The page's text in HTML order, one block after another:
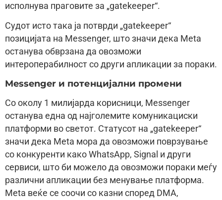
исполнува праговите за „gatekeeper“.
Судот исто така ја потврди „gatekeeper“
позицијата на Messenger, што значи дека Meta
останува обврзана да овозможи
интероперабилност со други апликации за пораки.
Messenger и потенцијални промени
Со околу 1 милијарда корисници, Messenger
останува една од најголемите комуникациски
платформи во светот. Статусот на „gatekeeper“
значи дека Meta мора да овозможи поврзување
со конкуренти како WhatsApp, Signal и други
сервиси, што би можело да овозможи пораки меѓу
различни апликации без менување платформа.
Meta веќе се соочи со казни според DMA,